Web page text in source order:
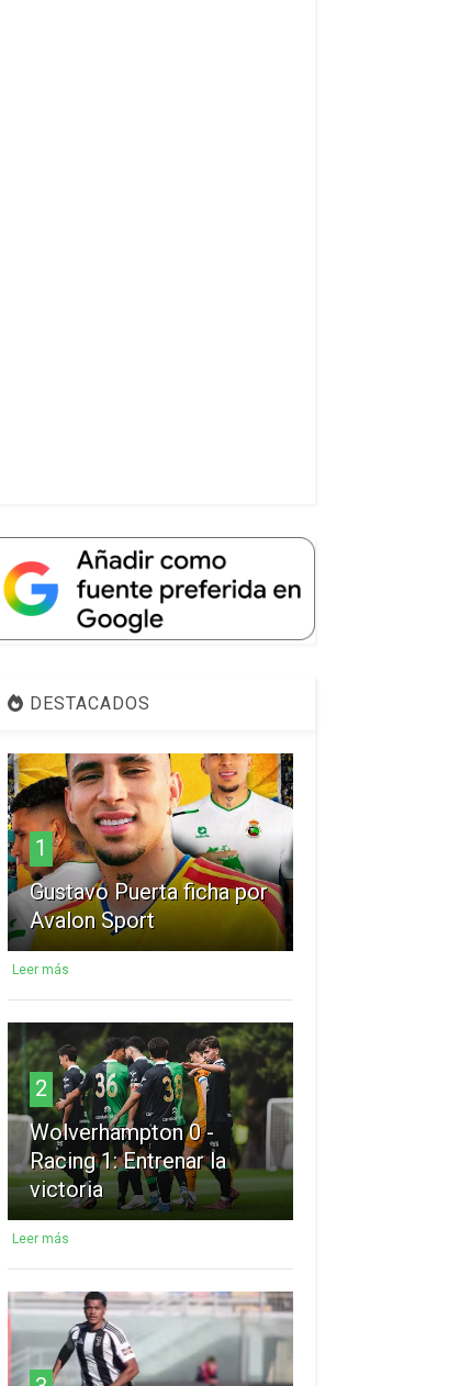
DESTACADOS
1
Gustavo Puerta ficha por
Avalon Sport
Leer más
2
Wolverhampton 0 -
Racing 1: Entrenar la
victoria
Leer más